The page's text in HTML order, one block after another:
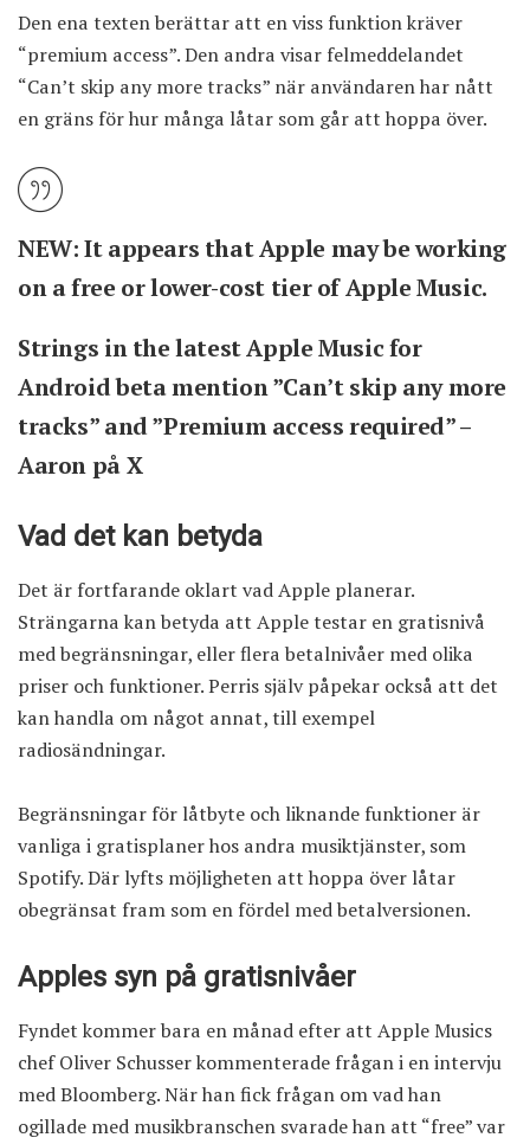
Den ena texten berättar att en viss funktion kräver
“premium access”. Den andra visar felmeddelandet
“Can’t skip any more tracks” när användaren har nått
en gräns för hur många låtar som går att hoppa över.
NEW: It appears that Apple may be working
on a free or lower-cost tier of Apple Music.
Strings in the latest Apple Music for
Android beta mention ”Can’t skip any more
tracks” and ”Premium access required” –
Aaron på X
Vad det kan betyda
Det är fortfarande oklart vad Apple planerar.
Strängarna kan betyda att Apple testar en gratisnivå
med begränsningar, eller flera betalnivåer med olika
priser och funktioner. Perris själv påpekar också att det
kan handla om något annat, till exempel
radiosändningar.
Begränsningar för låtbyte och liknande funktioner är
vanliga i gratisplaner hos andra musiktjänster, som
Spotify. Där lyfts möjligheten att hoppa över låtar
obegränsat fram som en fördel med betalversionen.
Apples syn på gratisnivåer
Fyndet kommer bara en månad efter att Apple Musics
chef Oliver Schusser kommenterade frågan i en intervju
med Bloomberg. När han fick frågan om vad han
ogillade med musikbranschen svarade han att “free” var